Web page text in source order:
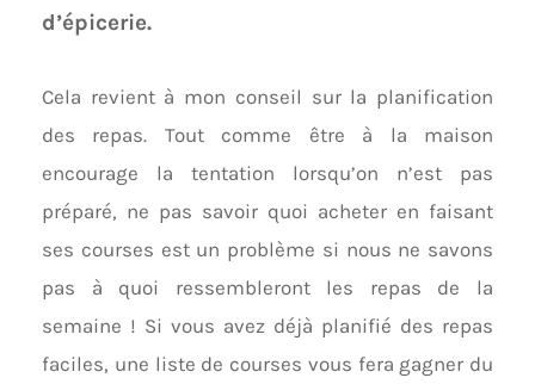
d’épicerie.
Cela revient à mon conseil sur la planification
des repas. Tout comme être à la maison
encourage la tentation lorsqu’on n’est pas
préparé, ne pas savoir quoi acheter en faisant
ses courses est un problème si nous ne savons
pas à quoi ressembleront les repas de la
semaine ! Si vous avez déjà planifié des repas
faciles, une liste de courses vous fera gagner du